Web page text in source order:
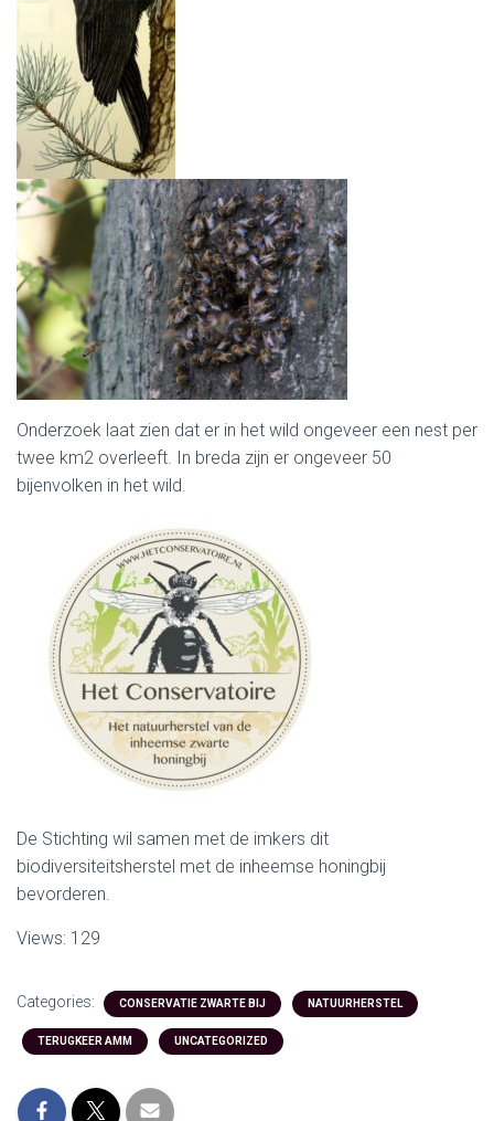
Onderzoek laat zien dat er in het wild ongeveer een nest per
twee km2 overleeft. In breda zijn er ongeveer 50
bijenvolken in het wild.
De Stichting wil samen met de imkers dit
biodiversiteitsherstel met de inheemse honingbij
bevorderen.
Views: 129
Categories: CONSERVATIE ZWARTE BIJ NATUURHERSTEL
TERUGKEER AMM UNCATEGORIZED